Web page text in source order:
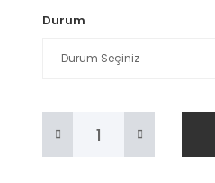
Durum